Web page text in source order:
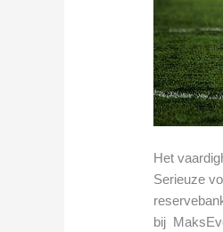
Het
Serieuze
bij